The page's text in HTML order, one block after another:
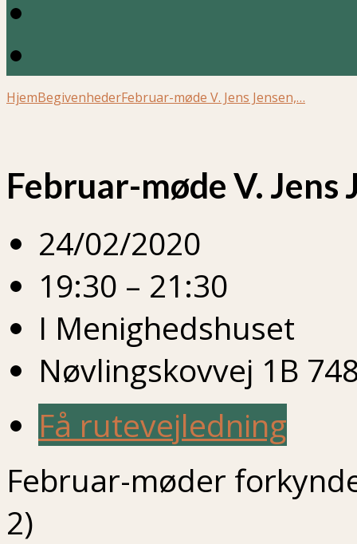
HjemBegivenhederFebruar-møde V. Jens Jensen,…
Februar-møde V. Jens
24/02/2020
19:30 – 21:30
I Menighedshuset
Nøvlingskovvej 1B
Få rutevejledning
Februar-møder
2)